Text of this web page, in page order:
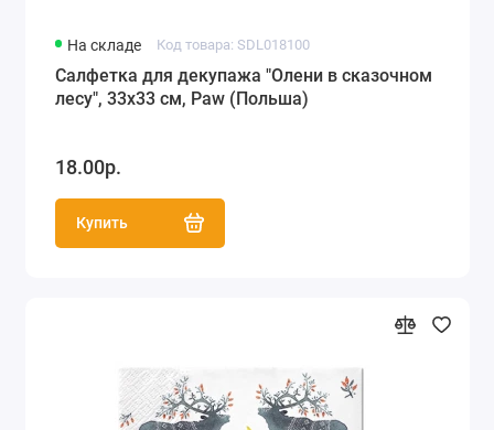
На складе Код товара: SDL018100
Салфетка для декупажа "Олени в сказочном
лесу", 33х33 см, Paw (Польша)
18.00р.
Купить